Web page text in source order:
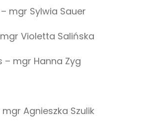
mgr Sylwia Sauer
Violetta Salińska
– mgr Hanna Zyg
mgr Agnieszka Szulik